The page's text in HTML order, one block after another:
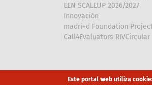
EEN SCALEUP 2026/2027
Innovación
madri+d Foundation
Call4Evaluators RIVCircular
Array
Este portal web utiliza